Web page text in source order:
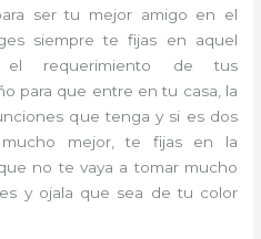
ser tu mejor amigo en el
siempre te fijas en aquel
el requerimiento de tus
para que entre en tu casa, la
que tenga y si es dos
mejor, te fijas en la
no te vaya a tomar mucho
y ojala que sea de tu color